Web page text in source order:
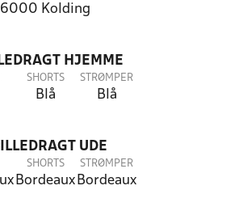
6000 Kolding
HJEMME
SHORTS
Blå
STRØMPER
Blå
UDE
SHORTS
Bordeaux
STRØMPER
Bordeaux